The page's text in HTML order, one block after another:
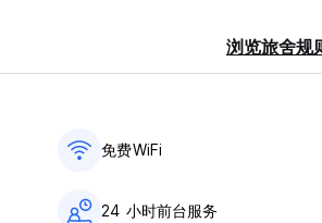
浏览旅舍规
免费WiFi
24 小时前台服务